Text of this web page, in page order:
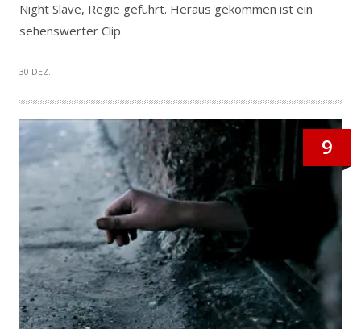
Night Slave, Regie geführt. Heraus gekommen ist ein
sehenswerter Clip.
30 DEZ.
9